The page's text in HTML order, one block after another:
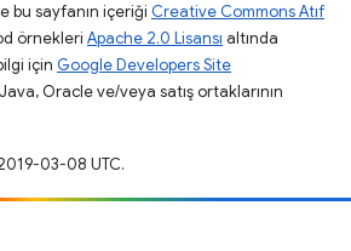
bu sayfanın içeriği Creative Commons Atıf
örnekleri Apache 2.0 Lisansı altında
için Google Developers Site
Oracle ve/veya satış ortaklarının
03-08 UTC.